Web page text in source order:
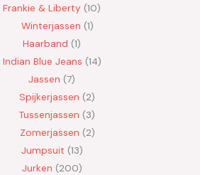
Frankie & Liberty 10
Winterjassen 1
Haarband 1
Indian Blue Jeans 14
Jassen 7
Spijkerjassen
2
Tussenjassen
3
Zomerjassen 2
Jumpsuit 13
Jurken 200